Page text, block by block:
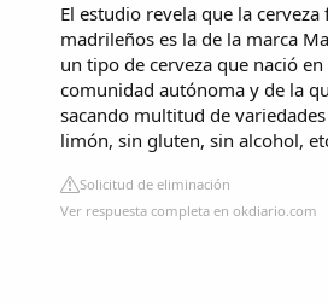
El estudio revela que la
madrileños es la de la marca
un tipo de cerveza que nació
comunidad autónoma y de la
sacando multitud de
limón, sin gluten, sin alcohol,
Solicitud de eliminación
Ver respuesta completa en okdiario.com